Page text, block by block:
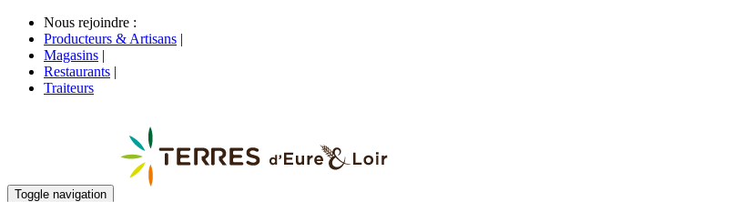
Nous rejoindre :
Producteurs & Artisans |
Magasins |
Restaurants |
Traiteurs
Toggle navigation